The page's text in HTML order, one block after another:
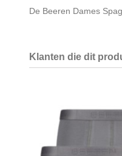
De Beeren Dames
Klanten die dit